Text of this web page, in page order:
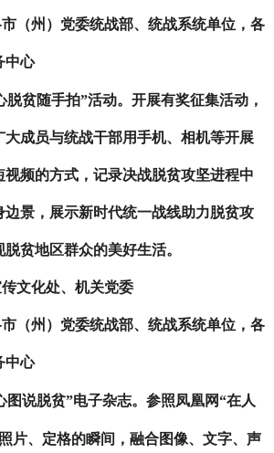
（州）党委统战部、统战系统单位，各
中心
脱贫随手拍”活动。 开展有奖征集活动 ，
大成员与统战干部用手机、相机等开展
视频的方式，记录决战脱贫攻坚进程中
边景，展示新时代统一战线助力脱贫攻
贫地区群众的美好生活。
文化处、机关党委
（州）党委统战部、统战系统单位，各
中心
图说脱贫”电子杂志。参照凤凰网“在人
片、定格的瞬间，融合图像、文字、声